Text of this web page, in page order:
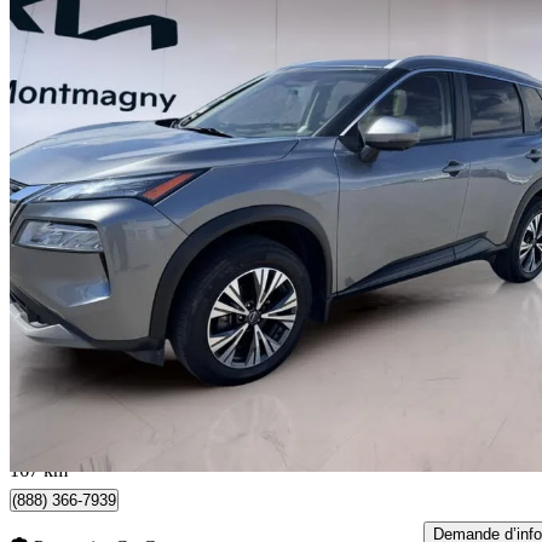
2023 Nissan Rogue
SV AWD69 000 km
21 494 $
27 $/mois env.
167 km
(888) 366-7939
Demande d’info